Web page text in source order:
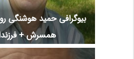
بیوگرافی حمید هوشنگی
همسرش +